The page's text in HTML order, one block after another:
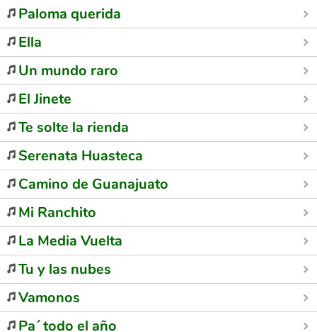
Paloma querida
Ella
Un mundo raro
El Jinete
Te solte la rienda
Serenata Huasteca
Camino de Guanajuato
Mi Ranchito
La Media Vuelta
Tu y las nubes
Vamonos
Pa´ todo el año